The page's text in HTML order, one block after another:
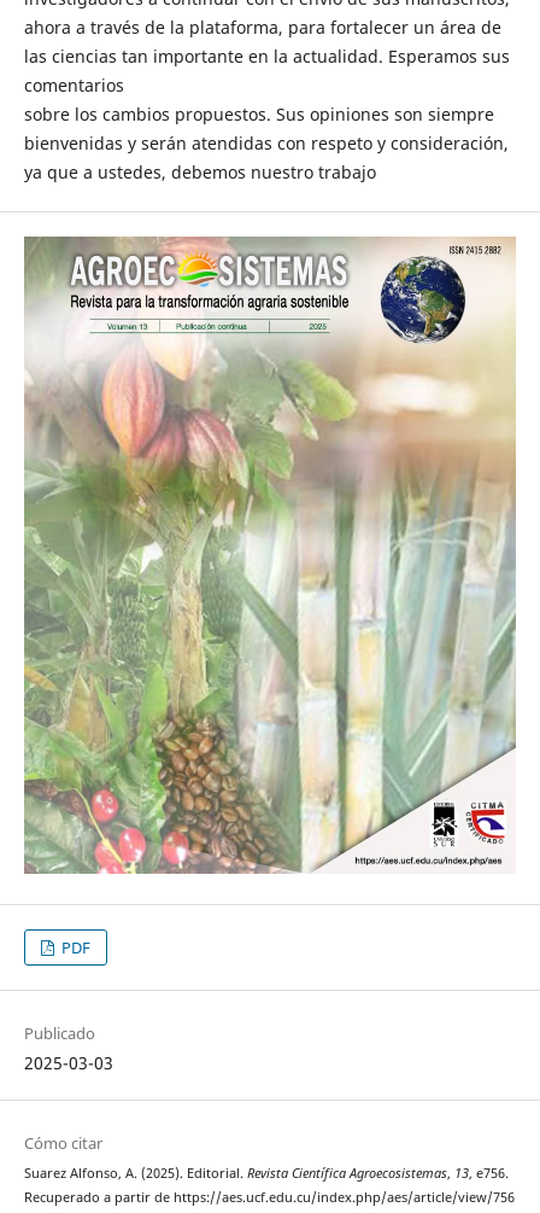
ahora a través de la plataforma, para fortalecer un área de
las ciencias tan importante en la actualidad. Esperamos sus
comentarios
sobre los cambios propuestos. Sus opiniones son siempre
bienvenidas y serán atendidas con respeto y consideración,
ya que a ustedes, debemos nuestro trabajo
PDF
Publicado
2025-03-03
Cómo citar
Suarez Alfonso, A. (2025). Editorial. Revista Científica Agroecosistemas, 13, e756.
Recuperado a partir de https://aes.ucf.edu.cu/index.php/aes/article/view/756